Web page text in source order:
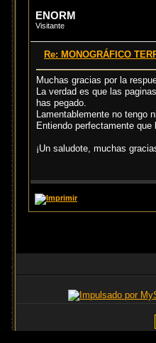
ENORM
Visitante
Re: MONOGRÁFICO
Muchas gracias por la
La verdad es que las
has pegado.
Lamentablemente no tengo
Entiendo perfectamente
¡Un saludote, muchas